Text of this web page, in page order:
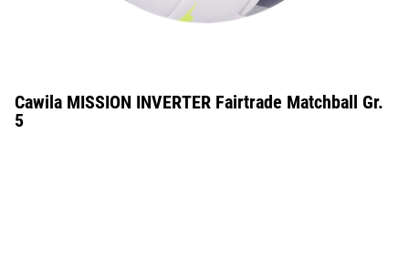
Cawila MISSION INVERTER Fairtrade Matchball Gr.
5